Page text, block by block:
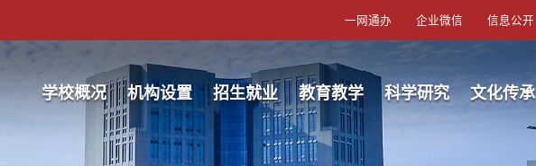
一网通办 企业微信 信息公开
学校概况 机构设置 招生就业 教育教学 科学研究 文化传承